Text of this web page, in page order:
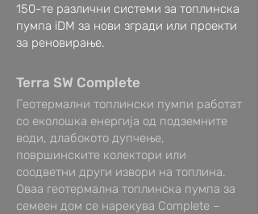
150-те различни системи за топлинска
пумпа iDM за нови згради или проекти
за реновирање.
Terra SW Complete
Геотермални топлински пумпи работат
со еколошка енергија од подземните
води, длабокото дупчење,
површинските колектори или
соодветни други извори на топлина.
Оваа геотермална топлинска пумпа за
семеен дом се нарекува Complete –